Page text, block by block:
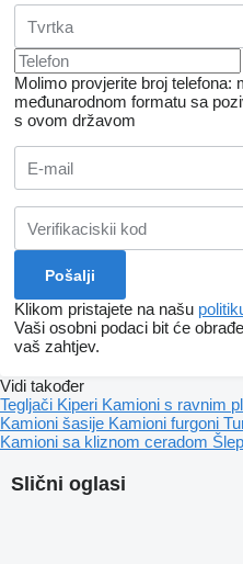
Molimo provjerite broj telefona:
međunarodnom formatu sa
s ovom državom
Klikom pristajete na našu
Vaši osobni podaci bit će
vaš zahtjev.
Slični oglasi
Vidi također
Tegljači Kiperi Kamioni s ravnim
Kamioni šasije Kamioni furgoni
Kamioni sa kliznom ceradom